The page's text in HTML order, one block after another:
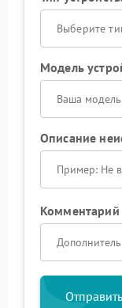
Выберите
Модель
Описание
Комментарий